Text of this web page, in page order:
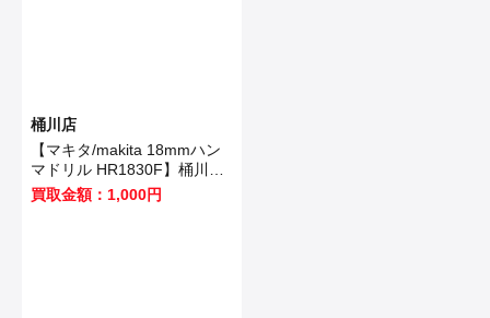
桶川店
【マキタ/makita 18mmハン
マドリル HR1830F】桶川市
のお客様から買取いたしまし
買取金額：1,000円